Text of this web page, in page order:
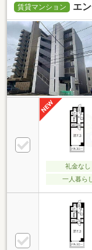
賃貸マンション エ
礼金なし
一人暮ら